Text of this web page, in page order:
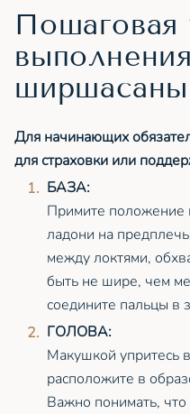
Пошаговая
ширшасаны
Для начинающих
для страховки или
БАЗА:
Примите положение
ладони на
между локтями,
быть не шире, чем
соедините пальцы в
ГОЛОВА:
Макушкой упритесь
расположите в
Важно понимать,